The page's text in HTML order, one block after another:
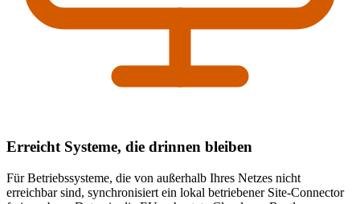
Erreicht Systeme, die drinnen bleiben
Für Betriebssysteme, die von außerhalb Ihres Netzes nicht
erreichbar sind, synchronisiert ein lokal betriebener Site-Connector